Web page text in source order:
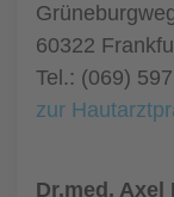
60322
Tel.: (069)
zur
Dr.med. Axel